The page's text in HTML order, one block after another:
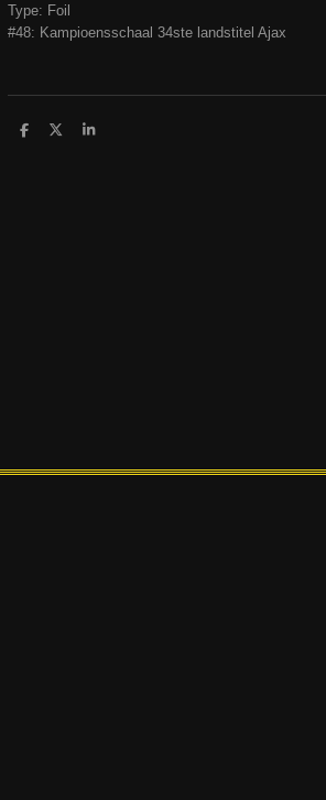
Type: Foil
#48: Kampioensschaal 34ste landstitel Ajax
D
D
S